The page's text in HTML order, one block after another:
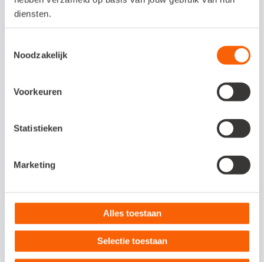
diensten.
Noodzakelijk
Voorkeuren
Statistieken
Marketing
Alles toestaan
Selectie toestaan
(info@simpul.nl of support@simpul.nl).
Veelgestelde vragen
Om wat voor type koppeling gaat het?
werkt volledig online en kun je daarom
administratie.
Hoe activeer ik de koppeling?